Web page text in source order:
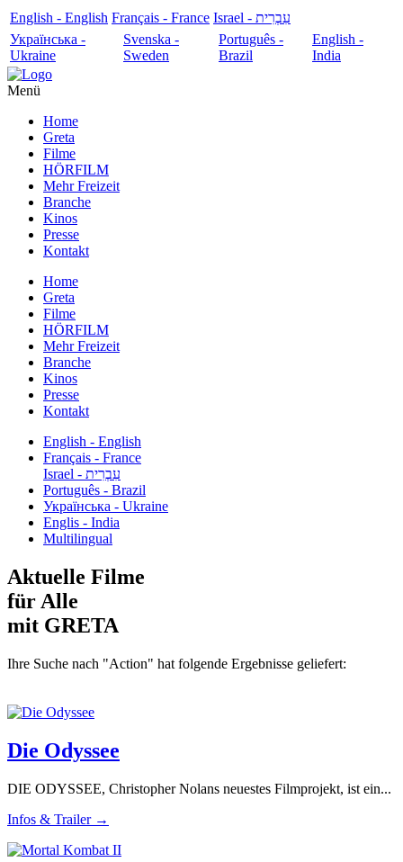
English - English Français - France
עִבְרִית - Israel
Українська -
Ukraine
Svenska -
Sweden
Português -
Brazil
English -
India
Menü
Home
Greta
Filme
HÖRFILM
Mehr Freizeit
Branche
Kinos
Presse
Kontakt
Home
Greta
Filme
HÖRFILM
Mehr Freizeit
Branche
Kinos
Presse
Kontakt
English - English
Français - France
עִבְרִית - Israel
Português - Brazil
Українська - Ukraine
Englis - India
Multilingual
Aktuelle Filme
für Alle
mit GRETA
Ihre Suche nach "Action" hat folgende Ergebnisse geliefert:
Die Odyssee
DIE ODYSSEE, Christopher Nolans neuestes Filmprojekt, ist ein...
Infos & Trailer →